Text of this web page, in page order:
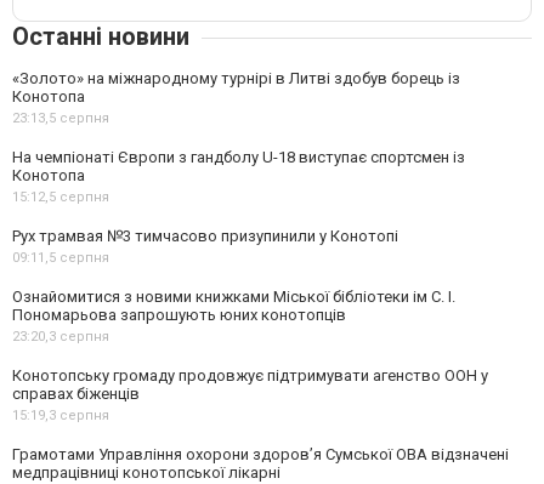
Останні новини
«Золото» на міжнародному турнірі в Литві здобув борець із
Конотопа
23:13,5 серпня
На чемпіонаті Європи з гандболу U-18 виступає спортсмен із
Конотопа
15:12,5 серпня
Рух трамвая №3 тимчасово призупинили у Конотопі
09:11,5 серпня
Ознайомитися з новими книжками Міської бібліотеки ім С. І.
Пономарьова запрошують юних конотопців
23:20,3 серпня
Конотопську громаду продовжує підтримувати агенство ООН у
справах біженців
15:19,3 серпня
Грамотами Управління охорони здоров’я Сумської ОВА відзначені
медпрацівниці конотопської лікарні